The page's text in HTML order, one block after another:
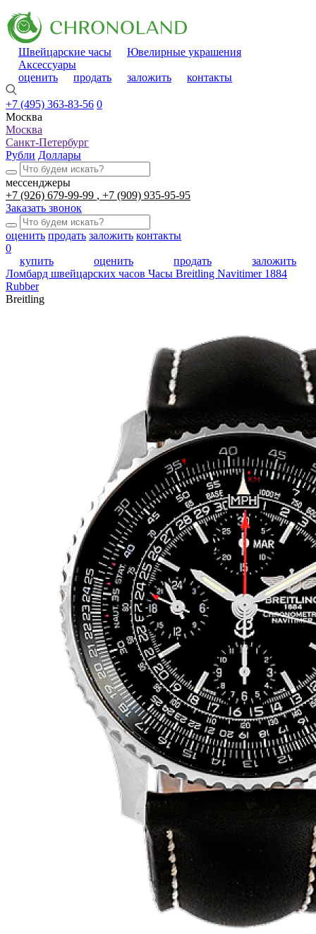
Швейцарские часы
Ювелирные украшения
Аксессуары
оценить
продать заложить контакты
+7 (495) 363-83-56 0
Москва
Москва
Санкт-Петербург
Рубли Доллары
мессенджеры
+7 (926) 679-99-99
+7 (909) 935-95-95
Заказать звонок
оценить продать заложить контакты
0
купить
оценить продать
заложить
Ломбард швейцарских часов Часы Breitling Navitimer 1884
Rubber
Breitling